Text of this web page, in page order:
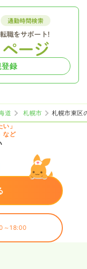
登録
道 札幌市
札幌市東区
」
など
～18:00